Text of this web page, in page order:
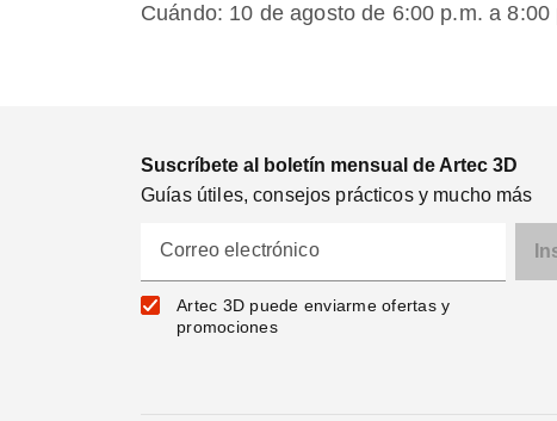
Cuándo: 10 de agosto de 6:00 p.m. a 8:00
Suscríbete al boletín mensual de Artec 3D
Guías útiles, consejos prácticos y mucho más
Correo electrónico
Artec 3D puede enviarme ofertas y
promociones